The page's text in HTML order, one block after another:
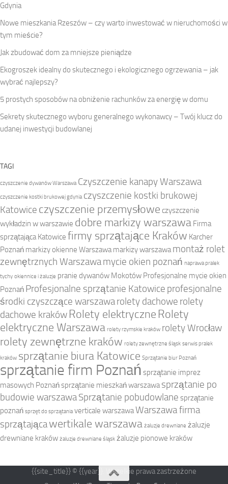
Gdynia
Nowe mieszkania Rzeszów – czy warto inwestować w nieruchomości w
tym mieście?
Jak zbudować dom za mniejsze pieniądze
Ekogroszek idealny do skutecznego i ekologicznego ogrzewania – jak
wybrać najlepszy?
5 prostych sposobów na obniżenie rachunków za energię w domu
Sekrety skutecznego wyboru generalnego wykonawcy – Twój klucz do
udanej inwestycji budowlanej
TAGI
czyszczenie dywanów Warszawa Czyszczenie kanapy Warszawa
czyszczenie kostki brukowej gdynia czyszczenie kostki brukowej
Katowice czyszczenie przemysłowe czyszczenie
wykładzin w warszawie dobre markizy warszawa Firma
sprzątająca Katowice firmy sprzątające Kraków Karcher
Poznań markizy okienne Warszawa markizy warszawa montaż rolet
zewnętrznych Warszawamycie okien poznań naprawa pralek
tychy okiennice i żaluzje pranie dywanów Mokotów Profesjonalne mycie okien
Poznań Profesjonalne sprzątanie Katowice profesjonalne
środki czyszczące warszawarolety dachowe rolety
dachowe kraków Rolety elektryczne Rolety
elektryczne Warszawa rolety rzymskie kraków rolety Wrocław
rolety zewnętrzne kraków rolety zewnętrzne śląsk serwis pralek
kraków sprzątanie biura Katowice Sprzątanie biur Poznań
sprzątanie firm Poznań sprzątanie imprez
masowych Poznańsprzątanie mieszkań warszawa sprzątanie po
budowie warszawaSprzątanie pobudowlane sprzątanie
poznań sprzęt do sprzątania verticale warszawaWarszawa firma
sprzątającawertikale warszawa żaluzje drewniane żaluzje
drewniane kraków żaluzje drewniane śląsk żaluzje pionowe kraków
{{site_title}} © {{year}}. Wszelkie prawa zastrzeżone